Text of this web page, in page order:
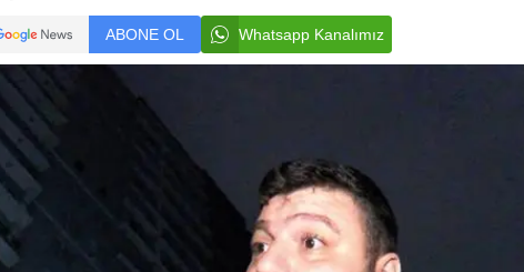
ABONE OL Whatsapp Kanalımız